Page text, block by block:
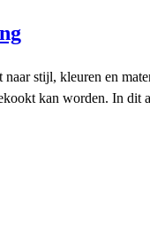
stijl, kleuren en
kan worden. In